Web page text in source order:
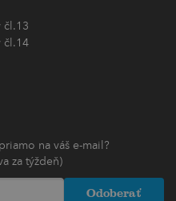
čl.13
čl.14
na váš e-mail?
za týždeň)
Odoberať